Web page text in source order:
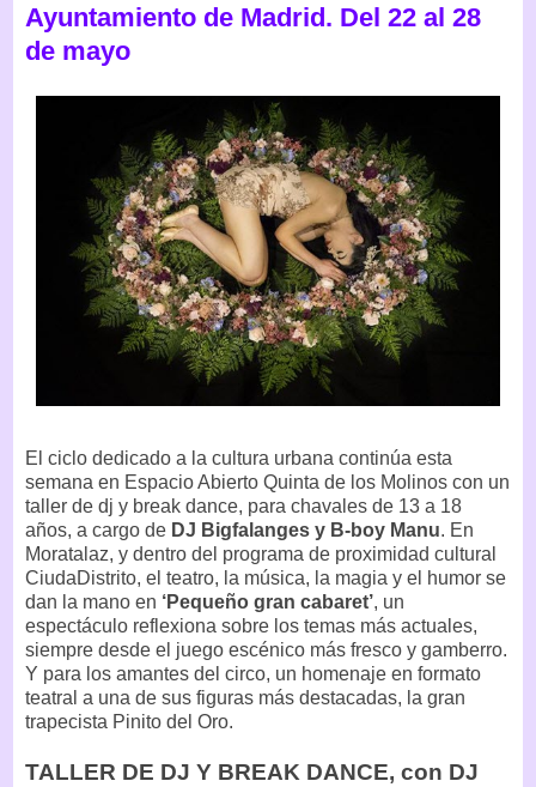
Ayuntamiento de Madrid. Del 22 al 28
de mayo
El ciclo dedicado a la cultura urbana continúa esta
semana en Espacio Abierto Quinta de los Molinos con un
taller de dj y break dance, para chavales de 13 a 18
años, a cargo de DJ Bigfalanges y B-boy Manu. En
Moratalaz, y dentro del programa de proximidad cultural
CiudaDistrito, el teatro, la música, la magia y el humor se
dan la mano en ‘Pequeño gran cabaret’, un
espectáculo reflexiona sobre los temas más actuales,
siempre desde el juego escénico más fresco y gamberro.
Y para los amantes del circo, un homenaje en formato
teatral a una de sus figuras más destacadas, la gran
trapecista Pinito del Oro.
TALLER DE DJ Y BREAK DANCE, con DJ